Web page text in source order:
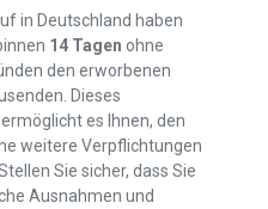
in Deutschland haben
14 Tagen ohne
den erworbenen
Dieses
es Ihnen, den
weitere Verpflichtungen
Sie sicher, dass Sie
Ausnahmen und